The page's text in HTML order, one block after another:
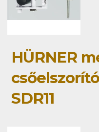
HÜRNER
SDR11